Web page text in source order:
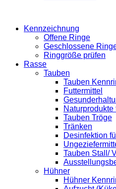
Kennzeichnung
Offene Ringe
Geschlossene
Ringgröße prüfen
Rasse
Tauben
Tauben
Futtermittel
Naturprodukte
Tauben Tröge
Tränken
Desinfektion
Tauben Stall/
Hühner
Hühner